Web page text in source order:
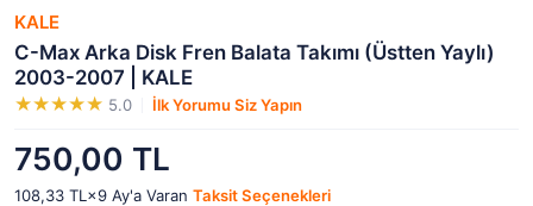
KALE
C-Max Arka Disk Fren Balata Takımı (Üstten Yaylı)
2003-2007 | KALE
5.0 İlk Yorumu Siz Yapın
750,00 TL
108,33 TL×9 Ay'a Varan Taksit Seçenekleri